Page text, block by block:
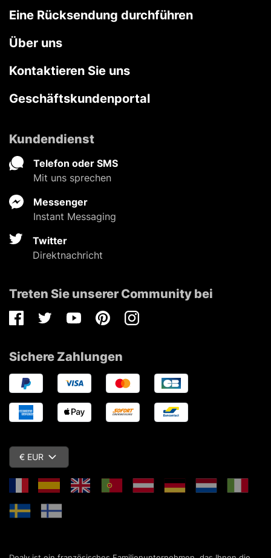
Eine Rücksendung durchführen
Über uns
Kontaktieren Sie uns
Geschäftskundenportal
Kundendienst
Telefon oder SMS
Mit uns sprechen
Messenger
Instant Messaging
Twitter
Direktnachricht
Treten Sie unserer Community bei
FacebookTwitterYoutubePinterestInstagram
Sichere Zahlungen
€ EUR